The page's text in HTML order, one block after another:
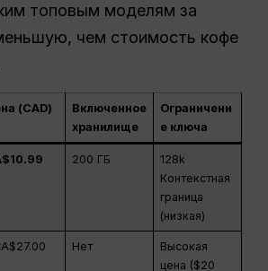
топовым моделям за
чем стоимость кофе
(CAD)
Включенное
хранилище
Ограничени
е ключа
200 ГБ
128k
Контекстная
граница
(низкая)
Нет
Высокая
цена ($20